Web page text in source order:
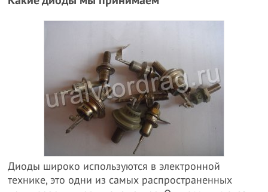
Диоды широко используются в электронной
технике, это одни из самых распространенных